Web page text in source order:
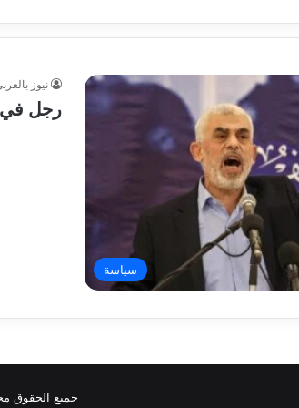
سياسة
نيوز
رجل في
جميع الحقوق